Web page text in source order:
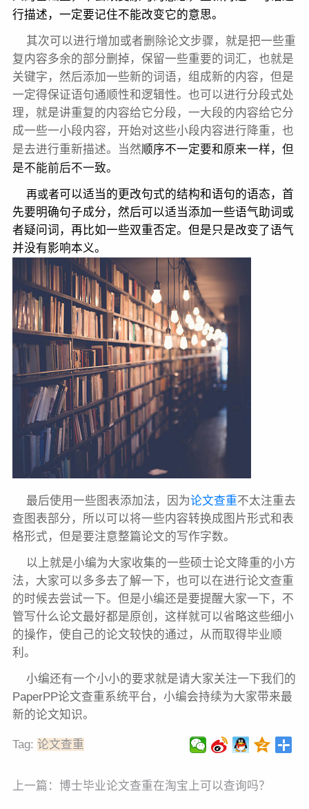
行描述，一定要记住不能改变它的意思。
其次可以进行增加或者删除论文步骤，就是把一些重
复内容多余的部分删掉，保留一些重要的词汇，也就是
关键字，然后添加一些新的词语，组成新的内容，但是
一定得保证语句通顺性和逻辑性。也可以进行分段式处
理，就是讲重复的内容给它分段，一大段的内容给它分
成一些一小段内容，开始对这些小段内容进行降重，也
是去进行重新描述。当然顺序不一定要和原来一样，但
是不能前后不一致。
再或者可以适当的更改句式的结构和语句的语态，首
先要明确句子成分，然后可以适当添加一些语气助词或
者疑问词，再比如一些双重否定。但是只是改变了语气
并没有影响本义。
最后使用一些图表添加法，因为论文查重不太注重去
查图表部分，所以可以将一些内容转换成图片形式和表
格形式，但是要注意整篇论文的写作字数。
以上就是小编为大家收集的一些硕士论文降重的小方
法，大家可以多多去了解一下，也可以在进行论文查重
的时候去尝试一下。但是小编还是要提醒大家一下，不
管写什么论文最好都是原创，这样就可以省略这些细小
的操作，使自己的论文较快的通过，从而取得毕业顺
利。
小编还有一个小小的要求就是请大家关注一下我们的
PaperPP论文查重系统平台，小编会持续为大家带来最
新的论文知识。
Tag: 论文查重
上一篇： 博士毕业论文查重在淘宝上可以查询吗？